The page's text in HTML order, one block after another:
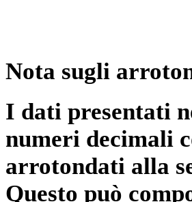
Nota sugli
I dati presentati
numeri decimali
arrotondati alla
Questo può